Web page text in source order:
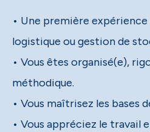
• Une première expérience
logistique ou gestion de
• Vous êtes organisé(e),
méthodique.
• Vous maîtrisez les bases
• Vous appréciez le travail